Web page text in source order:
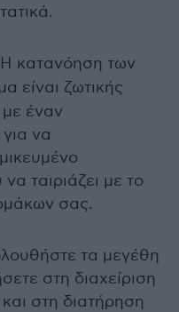
Η κατανόηση των
είναι ζωτικής
έναν
να
ταιριάζει με το
σας.
τα μεγέθη
στη διαχείριση
στη διατήρηση